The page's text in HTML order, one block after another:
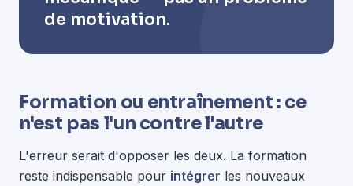
de motivation.
Formation ou entraînement : ce
n'est pas l'un contre l'autre
L'erreur serait d'opposer les deux. La formation
reste indispensable pour intégrer les nouveaux